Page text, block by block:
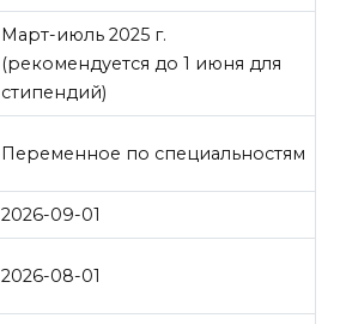
Март-июль 2025 г.
(рекомендуется до 1 июня для
стипендий)
Переменное по специальностям
2026-09-01
2026-08-01